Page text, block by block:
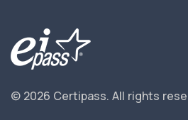
© 2026 Certipass. All rights